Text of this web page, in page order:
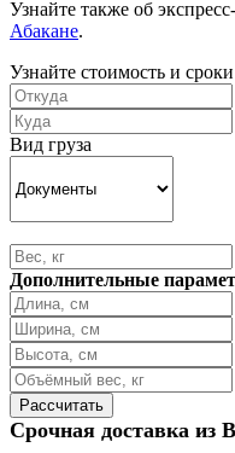
Узнайте также об
Абакане.
Узнайте стоимость и
Вид груза
Дополнительные
Срочная доставка из